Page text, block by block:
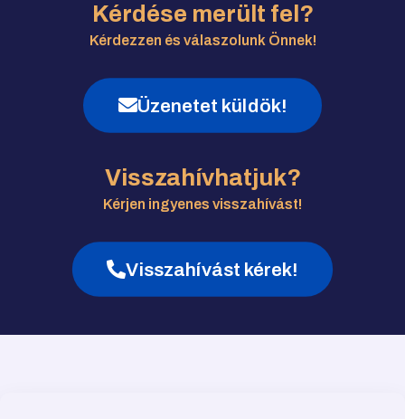
Kérdése merült fel?
Kérdezzen és válaszolunk Önnek!
Üzenetet küldök!
Visszahívhatjuk?
Kérjen ingyenes visszahívást!
Visszahívást kérek!